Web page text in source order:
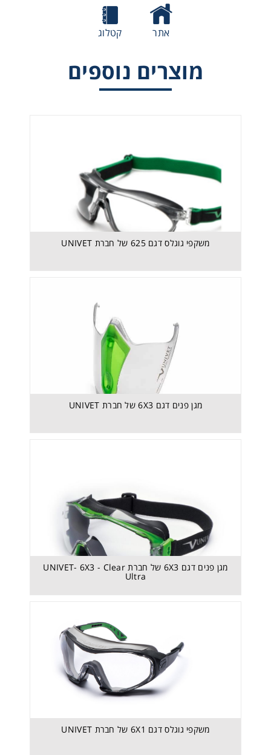
אתר קטלוג
מוצרים נוספים
משקפי גוגלס דגם 625 של חברת UNIVET
מגן פנים דגם 6X3 של חברת UNIVET
מגן פנים דגם 6X3 של חברת UNIVET- 6X3 - Clear
Ultra
משקפי גוגלס דגם 6X1 של חברת UNIVET
מגן פנים דגם 6X3 של חברת UNIVET- 6X3 - Clear